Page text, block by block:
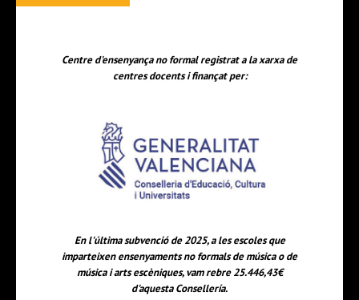
Centre d'ensenyança no formal registrat a la xarxa de
centres docents i finançat per:
En l'última subvenció de 2025, a les escoles que
imparteixen ensenyaments no formals de música o de
música i arts escèniques, vam rebre 25.446,43€
d'aquesta Consellería.